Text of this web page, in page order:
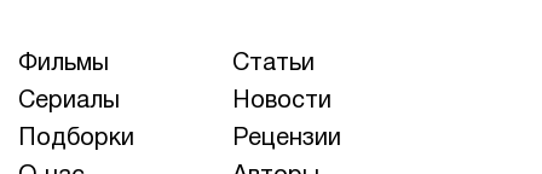
Фильмы
Статьи
Сериалы
Новости
Подборки
Рецензии